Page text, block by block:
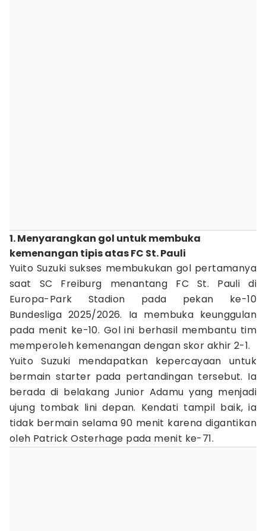
1. Menyarangkan gol untuk membuka
kemenangan tipis atas FC St. Pauli
Yuito Suzuki sukses membukukan gol pertamanya
saat SC Freiburg menantang FC St. Pauli di
Europa-Park Stadion pada pekan ke-10
Bundesliga 2025/2026. Ia membuka keunggulan
pada menit ke-10. Gol ini berhasil membantu tim
memperoleh kemenangan dengan skor akhir 2-1.
Yuito Suzuki mendapatkan kepercayaan untuk
bermain starter pada pertandingan tersebut. Ia
berada di belakang Junior Adamu yang menjadi
ujung tombak lini depan. Kendati tampil baik, ia
tidak bermain selama 90 menit karena digantikan
oleh Patrick Osterhage pada menit ke-71.